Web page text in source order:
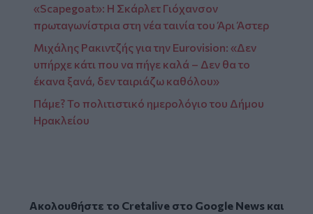
«Scapegoat»: Η Σκάρλετ Γιόχανσον
πρωταγωνίστρια στη νέα ταινία του Άρι Άστερ
Μιχάλης Ρακιντζής για την Eurovision: «Δεν
υπήρχε κάτι που να πήγε καλά – Δεν θα το
έκανα ξανά, δεν ταιριάζω καθόλου»
Πάμε? Το πολιτιστικό ημερολόγιο του Δήμου
Ηρακλείου
Ακολουθήστε το Cretalive στο Google Newsκαι